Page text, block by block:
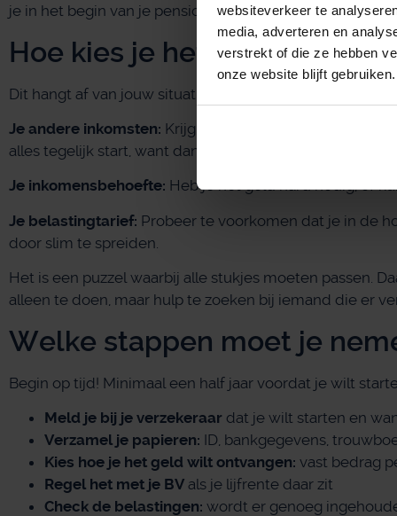
websiteverkeer te
media, adverteren en
verstrekt of die ze hebben
onze website blijft gebruiken.
je in het begin van je pensioen nog ander inkomen hebt.
Hoe kies je het beste
Dit hangt af van jouw situatie. Kijk naar:
Je andere inkomsten: Krijg je AOW, ander pensioen of
alles tegelijk start, want dan betaal je veel belasting.
Je inkomensbehoefte: Heb je het geld hard nodig, of
Je belastingtarief: Probeer te voorkomen dat je in de
door slim te spreiden.
Het is een puzzel waarbij alle stukjes moeten passen.
alleen te doen, maar hulp te zoeken bij iemand die er
Welke stappen moet je
Begin op tijd! Minimaal een half jaar voordat je wilt
Meld je bij je verzekeraar dat je wilt starten en
Verzamel je papieren: ID, bankgegevens,
Kies hoe je het geld wilt ontvangen: vast bedrag
Regel het met je BV als je lijfrente daar zit
Check de belastingen: wordt er genoeg